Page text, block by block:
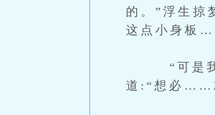
的。”浮生掠
这点小身板
“可是我只
道:“想必……